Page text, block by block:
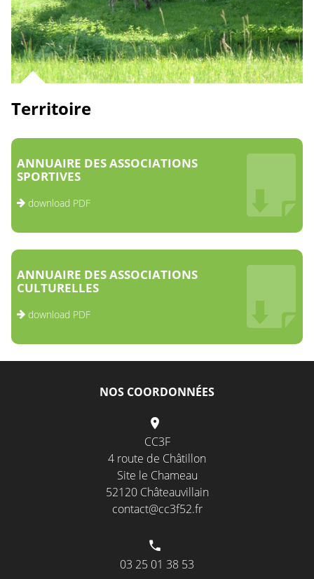
Territoire
ANNUAIRE DES ASSOCIATIONS
SPORTIVES
download PDF
ANNUAIRE DES ASSOCIATIONS
CULTURELLES
download PDF
NOS COORDONNÉES
CC3F
4 route de Châtillon
Site le Chameau
52120 Châteauvillain
contact@cc3f52.fr
03 25 01 38 53